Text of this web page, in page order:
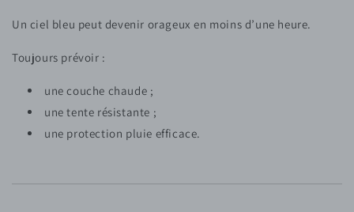
Un ciel bleu peut devenir orageux en moins d’une heure.
Toujours prévoir :
une couche chaude ;
une tente résistante ;
une protection pluie efficace.